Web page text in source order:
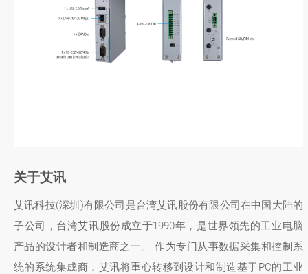
关于艾讯
艾讯科技(深圳)有限公司是台湾艾讯股份有限公司在中国大陆的
子公司，台湾艾讯股份成立于1990年，是世界领先的工业电脑
产品的设计者和制造商之一。 作为专门从事数据采集和控制系
统的系统集成商，艾讯将重心转移到设计和制造基于PC的工业